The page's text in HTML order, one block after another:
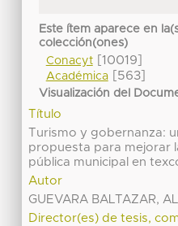
Este ítem aparece en
colección(ones)
Conacyt[10019]
Académica[563]
Visualización del
Título
Turismo y gobernanza:
propuesta para mejorar
pública municipal en
Autor
GUEVARA BALTAZAR,
Director(es) de tesis,